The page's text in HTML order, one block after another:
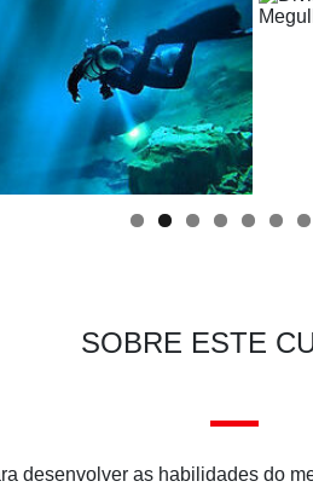
SOBRE ESTE
desenvolver as habilidades do